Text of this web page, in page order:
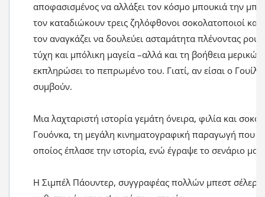
αποφασισμένος να αλλάξει τον κόσμο μπουκιά την
τον καταδιώκουν τρεις ζηλόφθονοι σοκολατοποιοί
τον αναγκάζει να δουλεύει ασταμάτητα πλένοντας
τύχη και μπόλικη μαγεία –αλλά και τη βοήθεια
εκπληρώσει το πεπρωμένο του. Γιατί, αν είσαι ο
συμβούν.
Μια λαχταριστή ιστορία γεμάτη όνειρα, φιλία και
Γουόνκα, τη μεγάλη κινηματογραφική παραγωγή που
οποίος έπλασε την ιστορία, ενώ έγραψε το σενάριο
Η Σιμπέλ Πάουντερ, συγγραφέας πολλών μπεστ